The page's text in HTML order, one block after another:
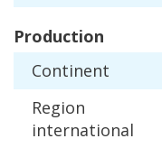
Production
Continent
Region
international